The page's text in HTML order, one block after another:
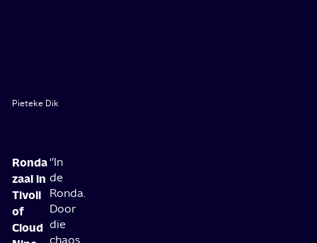
Pieteke Dik
Ronda
zaal in
Tivoli
of
Cloud
‘’In
de
Ronda.
Door
die
chaos.